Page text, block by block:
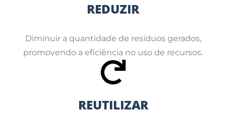
REDUZIR
Diminuir a quantidade de resíduos gerados,
promovendo a eficiência no uso de recursos.
REUTILIZAR